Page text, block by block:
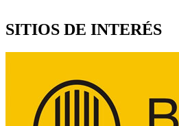
SITIOS DE INTERÉS